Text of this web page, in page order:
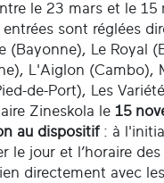
le 23 mars et le 15
sont réglées
(Bayonne), Le Royal
L'Aiglon (Cambo),
de-Port), Les
Zineskola le 15
au dispositif : à
le jour et l’horaire des
directement avec